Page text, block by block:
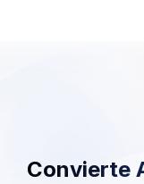
Convierte